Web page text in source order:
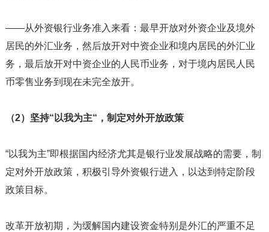
——从外资银行业务准入来看：最早开放对外资企业及境外
居民的外汇业务，然后放开对中资企业和境内居民的外汇业
务，最后放开对中资企业的人民币业务，对于境内居民人民
币零售业务到现在未完全放开。
（2）坚持“以我为主“，制定对外开放政策
“以我为主”即根据国内经济尤其是银行业发展战略的需要，制
定对外开放政策，积极引导外资银行进入，以达到特定阶段
政策目标。
改革开放初期，为缓解国内建设资金特别是外汇的严重不足